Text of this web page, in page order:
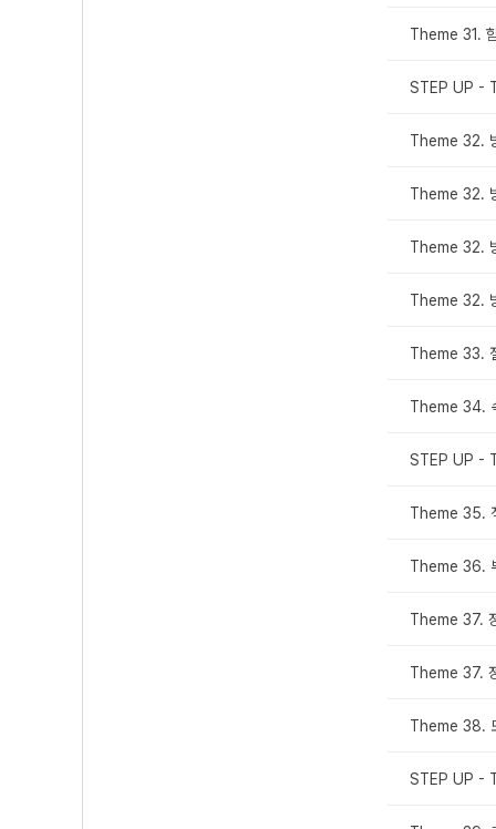
Theme 31.
STEP UP -
Theme 32.
Theme 32.
Theme 32.
Theme 32.
Theme 33.
Theme 34.
STEP UP -
Theme 35.
Theme 36.
Theme 37.
Theme 37.
Theme 38.
STEP UP -